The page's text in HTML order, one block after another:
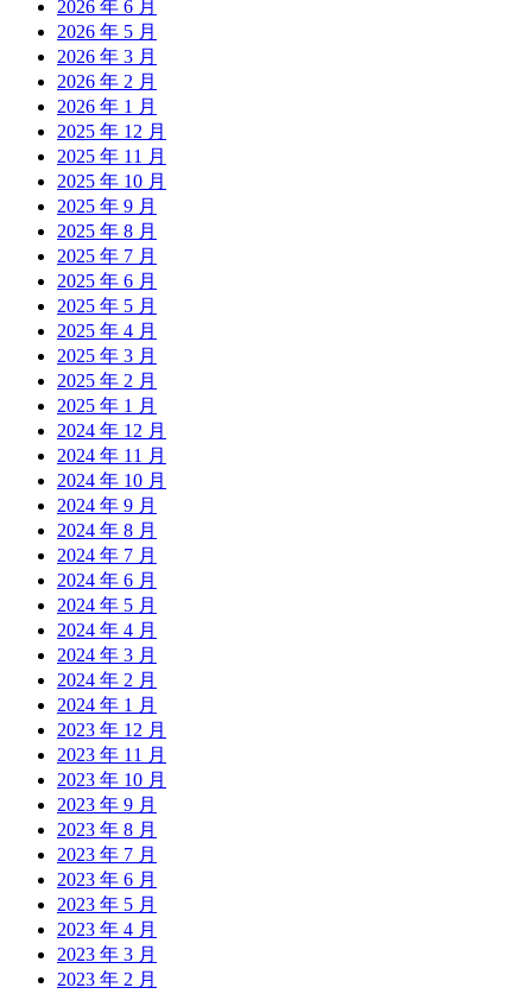
2026 年 6 月
2026 年 5 月
2026 年 3 月
2026 年 2 月
2026 年 1 月
2025 年 12 月
2025 年 11 月
2025 年 10 月
2025 年 9 月
2025 年 8 月
2025 年 7 月
2025 年 6 月
2025 年 5 月
2025 年 4 月
2025 年 3 月
2025 年 2 月
2025 年 1 月
2024 年 12 月
2024 年 11 月
2024 年 10 月
2024 年 9 月
2024 年 8 月
2024 年 7 月
2024 年 6 月
2024 年 5 月
2024 年 4 月
2024 年 3 月
2024 年 2 月
2024 年 1 月
2023 年 12 月
2023 年 11 月
2023 年 10 月
2023 年 9 月
2023 年 8 月
2023 年 7 月
2023 年 6 月
2023 年 5 月
2023 年 4 月
2023 年 3 月
2023 年 2 月